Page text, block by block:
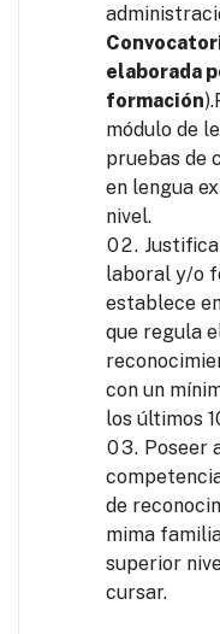
elaborada
formación
módulo de
pruebas de
en lengua
nivel.
laboral y/o
establece
que regula
con un
los últimos
Poseer
de
mima
superior
cursar.